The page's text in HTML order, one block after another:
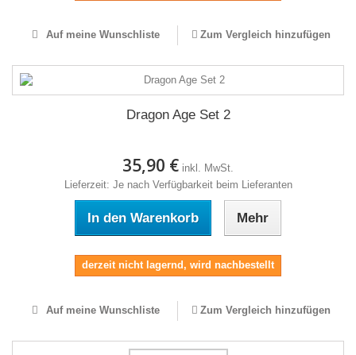
Auf meine Wunschliste Zum Vergleich hinzufügen
Dragon Age Set 2
35,90 € inkl. MwSt.
Lieferzeit: Je nach Verfügbarkeit beim Lieferanten
In den Warenkorb Mehr
derzeit nicht lagernd, wird nachbestellt
Auf meine Wunschliste Zum Vergleich hinzufügen